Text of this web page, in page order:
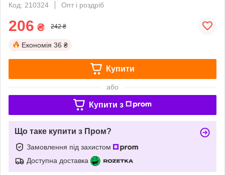
Код: 210324
Опт і роздріб
206 ₴ 242 ₴
Економія 36 ₴
Купити
або
Купити з
Що таке купити з Пром?
Замовлення під захистом
Доступна доставка